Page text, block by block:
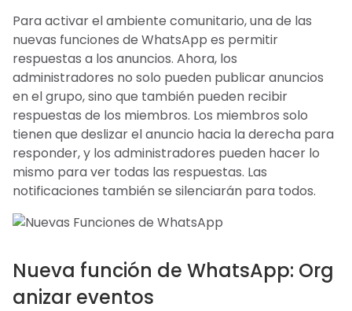
Para activar el ambiente comunitario, una de las
nuevas funciones de WhatsApp es permitir
respuestas a los anuncios. Ahora, los
administradores no solo pueden publicar anuncios
en el grupo, sino que también pueden recibir
respuestas de los miembros. Los miembros solo
tienen que deslizar el anuncio hacia la derecha para
responder, y los administradores pueden hacer lo
mismo para ver todas las respuestas. Las
notificaciones también se silenciarán para todos.
Nueva función de WhatsApp: Org
anizar eventos